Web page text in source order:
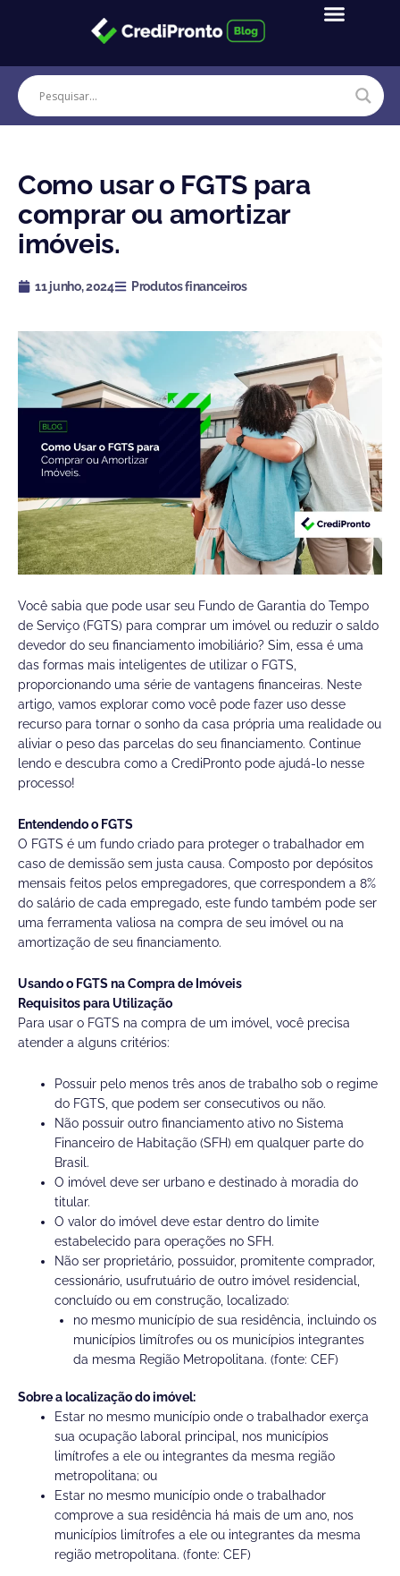
conteúdo
Como usar o FGTS para
comprar ou amortizar
imóveis.
11 junho, 2024 Produtos financeiros
Você sabia que pode usar seu Fundo de Garantia do Tempo
de Serviço (FGTS) para comprar um imóvel ou reduzir o saldo
devedor do seu financiamento imobiliário? Sim, essa é uma
das formas mais inteligentes de utilizar o FGTS,
proporcionando uma série de vantagens financeiras. Neste
artigo, vamos explorar como você pode fazer uso desse
recurso para tornar o sonho da casa própria uma realidade ou
aliviar o peso das parcelas do seu financiamento. Continue
lendo e descubra como a CrediPronto pode ajudá-lo nesse
processo!
Entendendo o FGTS
O FGTS é um fundo criado para proteger o trabalhador em
caso de demissão sem justa causa. Composto por depósitos
mensais feitos pelos empregadores, que correspondem a 8%
do salário de cada empregado, este fundo também pode ser
uma ferramenta valiosa na compra de seu imóvel ou na
amortização de seu financiamento.
Usando o FGTS na Compra de Imóveis
Requisitos para Utilização
Para usar o FGTS na compra de um imóvel, você precisa
atender a alguns critérios:
Possuir pelo menos três anos de trabalho sob o regime
do FGTS, que podem ser consecutivos ou não.
Não possuir outro financiamento ativo no Sistema
Financeiro de Habitação (SFH) em qualquer parte do
Brasil.
O imóvel deve ser urbano e destinado à moradia do
titular.
O valor do imóvel deve estar dentro do limite
estabelecido para operações no SFH.
Não ser proprietário, possuidor, promitente comprador,
cessionário, usufrutuário de outro imóvel residencial,
concluído ou em construção, localizado:
no mesmo município de sua residência, incluindo os
municípios limítrofes ou os municípios integrantes
da mesma Região Metropolitana. (fonte: CEF)
Sobre a localização do imóvel:
Estar no mesmo município onde o trabalhador exerça
sua ocupação laboral principal, nos municípios
limítrofes a ele ou integrantes da mesma região
metropolitana; ou
Estar no mesmo município onde o trabalhador
comprove a sua residência há mais de um ano, nos
municípios limítrofes a ele ou integrantes da mesma
região metropolitana. (fonte: CEF)